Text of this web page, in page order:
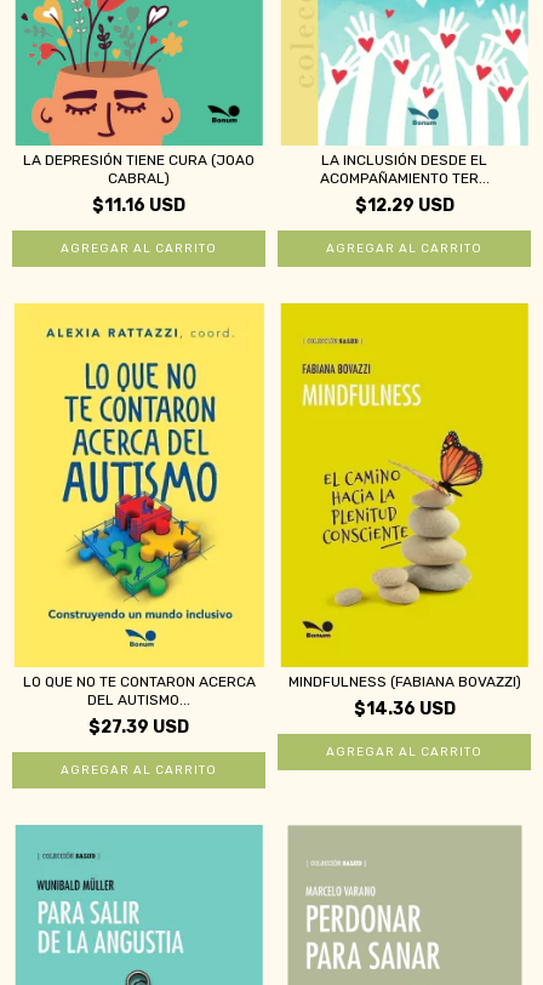
LA DEPRESIÓN TIENE CURA (JOAO
CABRAL)
$11.16 USD
LA INCLUSIÓN DESDE EL
ACOMPAÑAMIENTO TER...
$12.29 USD
LO QUE NO TE CONTARON ACERCA
DEL AUTISMO...
$27.39 USD
MINDFULNESS (FABIANA BOVAZZI)
$14.36 USD